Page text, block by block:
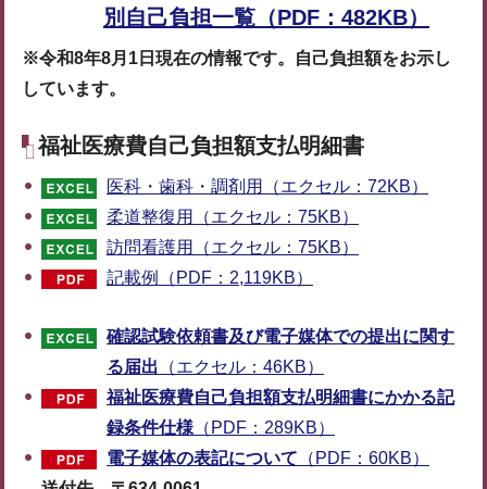
別自己負担一覧（PDF：482KB）
※令和8年8月1日現在の情報です。自己負担額をお示し
しています。
福祉医療費自己負担額支払明細書
医科・歯科・調剤用（エクセル：72KB）
柔道整復用（エクセル：75KB）
訪問看護用（エクセル：75KB）
記載例（PDF：2,119KB）
確認試験依頼書及び電子媒体での提出に関す
る届出 （エクセル：46KB）
福祉医療費自己負担額支払明細書にかかる記
録条件仕様 （PDF：289KB）
電子媒体の表記について （PDF：60KB）